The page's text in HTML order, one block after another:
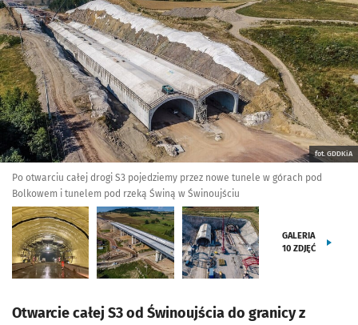
fot. GDDKiA
Po otwarciu całej drogi S3 pojedziemy przez nowe tunele w górach pod
Bolkowem i tunelem pod rzeką Świną w Świnoujściu
GALERIA
10 ZDJĘĆ
Otwarcie całej S3 od Świnoujścia do granicy z